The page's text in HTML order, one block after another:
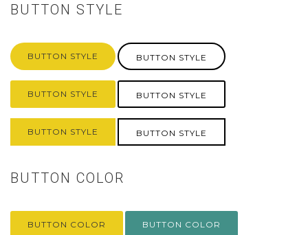
BUTTON STYLE
BUTTON STYLE BUTTON STYLE
BUTTON STYLE BUTTON STYLE
BUTTON STYLE BUTTON STYLE
BUTTON COLOR
BUTTON COLOR BUTTON COLOR